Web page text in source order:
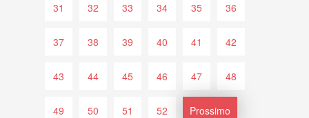
31 32 33 34 35 36
37 38 39 40 41 42
43 44 45 46 47 48
49 50 51 52 Prossimo